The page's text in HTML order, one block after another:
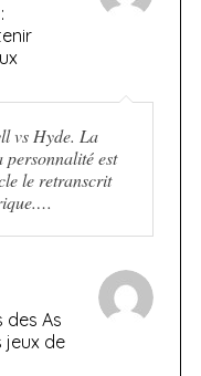
vs Hyde. La
personnalité est
le retranscrit
des As
jeux de